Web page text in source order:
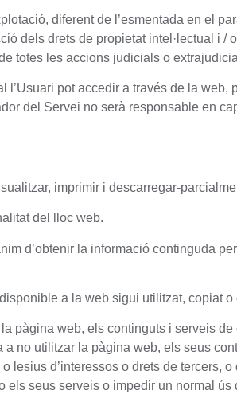
diferent de l’esmentada en el
dels drets de propietat intel·lectual i
totes les accions judicials o
l’Usuari pot accedir a través de la
del Servei no serà responsable en
imprimir i descarregar-
del lloc web.
d’obtenir la informació continguda
a la web sigui utilitzat, copiat
la pàgina web, els continguts i serveis
a no utilitzar la pàgina web, els seus
lesius d’interessos o drets de tercers,
els seus serveis o impedir un normal ús